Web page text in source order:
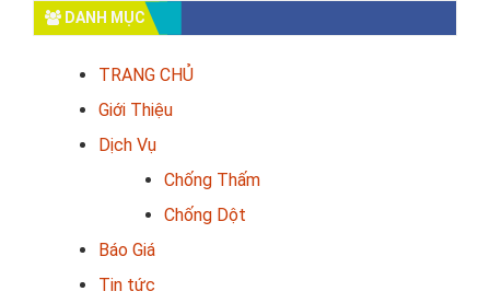
DANH MỤC
TRANG CHỦ
Giới Thiệu
Dịch Vụ
Chống Thấm
Chống Dột
Báo Giá
Tin tức